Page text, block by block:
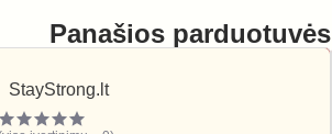
Panašios parduotuvės
StayStrong.lt